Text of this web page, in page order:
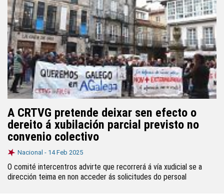
A CRTVG pretende deixar sen efecto o
dereito á xubilación parcial previsto no
convenio colectivo
Nacional - 14 Feb 2025
O comité intercentros advirte que recorrerá á vía xudicial se a
dirección teima en non acceder ás solicitudes do persoal